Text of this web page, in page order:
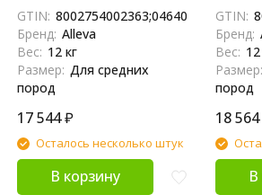
пород с курицей и уткой,
алое вера и женьшенем 12 кг
GTIN: 8002754002363;04640413380496
Бренд: Alleva
Вес: 12 кг
Размер: Для средних
пород
17 544₽
Осталось несколько штук
В корзину
пород
рыбой,
12 кг
GTIN:
Бренд:
Вес:
Размер:
пород
18 564
В